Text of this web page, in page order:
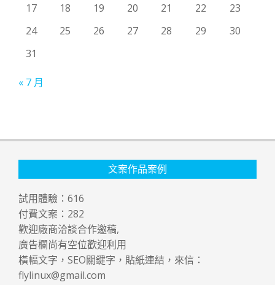
17
18 19 20 21 22
23
24
25 26 27 28 29
30
31
« 7 月
文案作品案例
試用體驗： 616
付費文案： 282
歡迎廠商洽談合作邀稿,
廣告欄尚有空位歡迎利用
橫幅文字，SEO關鍵字，貼紙連結，來信：
flylinux@gmail.com